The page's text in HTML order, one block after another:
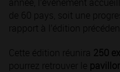
année, l’événement
de 60 pays, soit une
rapport à l’édition
Cette édition réunira 250
pourrez retrouver le